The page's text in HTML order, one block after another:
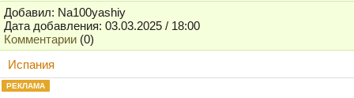
Добавил: Na100yashiy
Дата добавления: 03.03.2025 / 18:00
Комментарии (0)
Испания
РЕКЛАМА